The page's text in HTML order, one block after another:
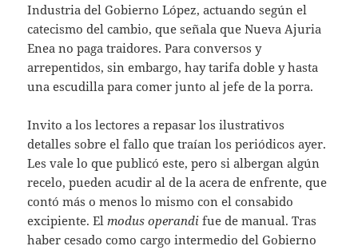
Industria del Gobierno López, actuando según el
catecismo del cambio, que señala que Nueva Ajuria
Enea no paga traidores. Para conversos y
arrepentidos, sin embargo, hay tarifa doble y hasta
una escudilla para comer junto al jefe de la porra.
Invito a los lectores a repasar los ilustrativos
detalles sobre el fallo que traían los periódicos ayer.
Les vale lo que publicó este, pero si albergan algún
recelo, pueden acudir al de la acera de enfrente, que
contó más o menos lo mismo con el consabido
excipiente. Elmodus operandi fue de manual. Tras
haber cesado como cargo intermedio del Gobierno